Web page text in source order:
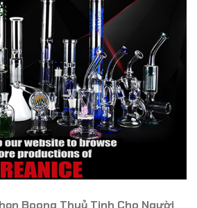
Boong Thuỷ Tinh Cho Người